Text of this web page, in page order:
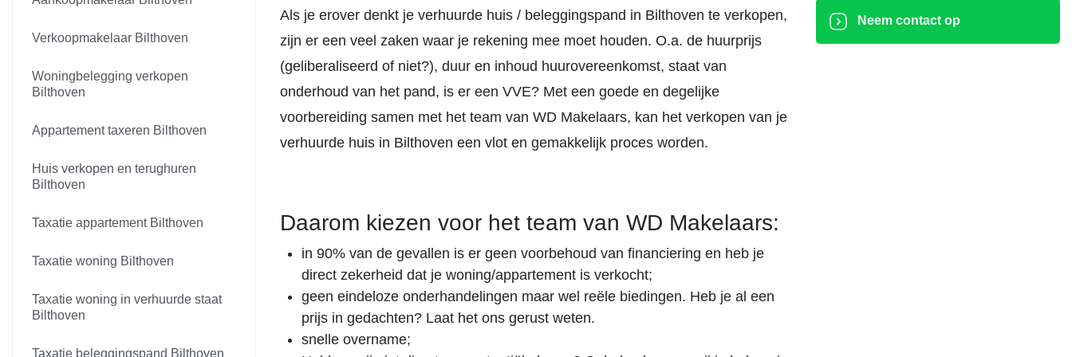
Verkoopmakelaar Bilthoven
Woningbelegging verkopen
Bilthoven
Appartement taxeren Bilthoven
Huis verkopen en terughuren
Bilthoven
Taxatie appartement Bilthoven
Taxatie woning Bilthoven
Taxatie woning in verhuurde staat
Bilthoven
Taxatie beleggingspand Bilthoven
Als je erover denkt je verhuurde huis / beleggingspand in Bilthoven te verkopen,
zijn er een veel zaken waar je rekening mee moet houden. O.a. de huurprijs
(geliberaliseerd of niet?), duur en inhoud huurovereenkomst, staat van
onderhoud van het pand, is er een VVE? Met een goede en degelijke
voorbereiding samen met het team van WD Makelaars, kan het verkopen van je
verhuurde huis in Bilthoven een vlot en gemakkelijk proces worden.
Daarom kiezen voor het team van WD Makelaars:
in 90% van de gevallen is er geen voorbehoud van financiering en heb je
direct zekerheid dat je woning/appartement is verkocht;
geen eindeloze onderhandelingen maar wel reële biedingen. Heb je al een
prijs in gedachten? Laat het ons gerust weten.
snelle overname;
Neem contact op